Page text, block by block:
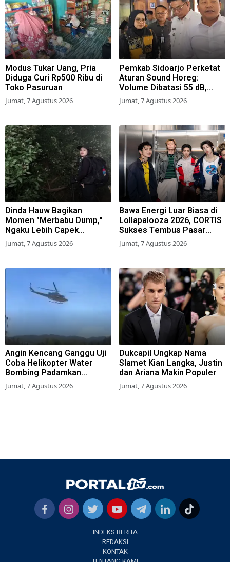
Modus Tukar Uang, Pria
Diduga Curi Rp500 Ribu di
Toko Pasuruan
Jumat, 7 Agustus 2026
Pemkab Sidoarjo Perketat
Aturan Sound Horeg:
Volume Dibatasi 55 dB,
Wajib Kantongi Izin
Jumat, 7 Agustus 2026
Dinda Hauw Bagikan
Momen "Merbabu Dump,"
Ngaku Lebih Capek
Dibanding Gunung Sumbing
Jumat, 7 Agustus 2026
Bawa Energi Luar Biasa di
Lollapalooza 2026, CORTIS
Sukses Tembus Pasar
Musik Global
Jumat, 7 Agustus 2026
Angin Kencang Ganggu Uji
Coba Helikopter Water
Bombing Padamkan
Kebakaran Bromo
Jumat, 7 Agustus 2026
Dukcapil Ungkap Nama
Slamet Kian Langka, Justin
dan Ariana Makin Populer
Jumat, 7 Agustus 2026
INDEKS BERITA
REDAKSI
KONTAK